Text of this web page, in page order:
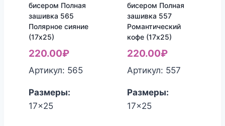
бисером Полная
зашивка 565
Полярное сияние
(17х25)
220.00₽
Артикул: 565
Размеры:
17x25
бисером Полная
зашивка 557
Романтический
кофе (17х25)
220.00₽
Артикул: 557
Размеры:
17x25